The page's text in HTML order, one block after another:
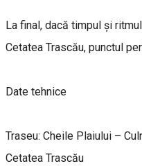
La final, dacă timpul și
Cetatea Trascău, punctul
Date tehnice
Traseu: Cheile Plaiului –
Cetatea Trascău